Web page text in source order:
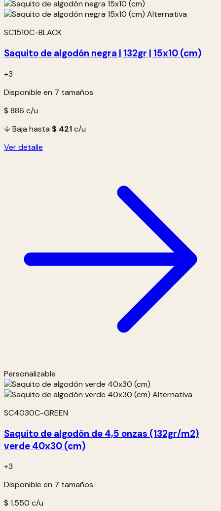
SC1510C-BLACK
Saquito de algodón negra | 132gr | 15x10 (cm)
+3
Disponible en 7 tamaños
$ 886 c/u
↓ Baja hasta $ 421c/u
Ver detalle
Personalizable
SC4030C-GREEN
Saquito de algodón de 4,5 onzas (132gr/m2)
verde 40x30 (cm)
+3
Disponible en 7 tamaños
$ 1.550 c/u